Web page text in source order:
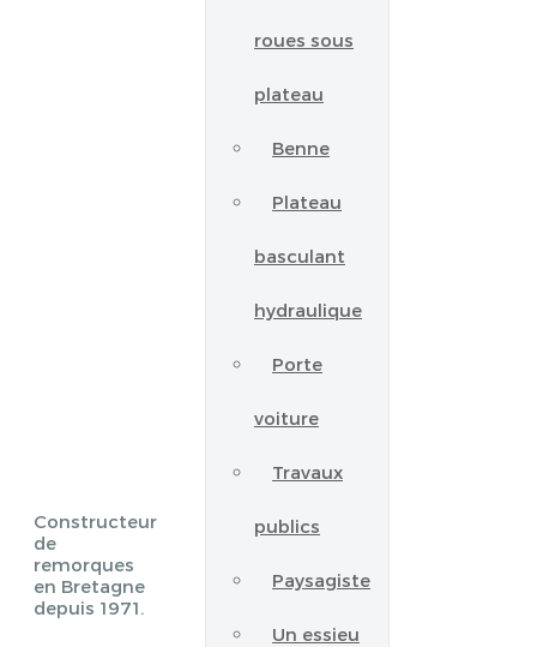
Constructeur
de
remorques
en Bretagne
depuis 1971.
roues sous
plateau
Benne
Plateau
basculant
hydraulique
Porte
voiture
Travaux
publics
Paysagiste
Un essieu